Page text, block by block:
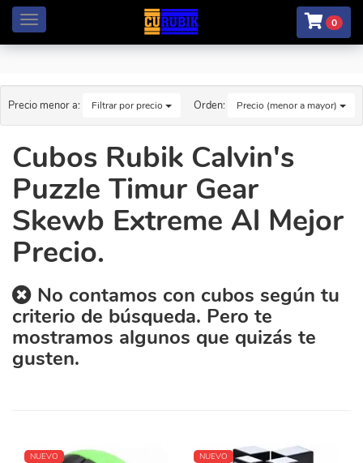
Menú 0
Precio menor a: Filtrar por precio Orden: Precio (menor a mayor)
Cubos Rubik Calvin's
Puzzle Timur Gear
Skewb Extreme Al Mejor
Precio.
No contamos con cubos según tu
criterio de búsqueda. Pero te
mostramos algunos que quizás te
gusten.
NUEVO NUEVO